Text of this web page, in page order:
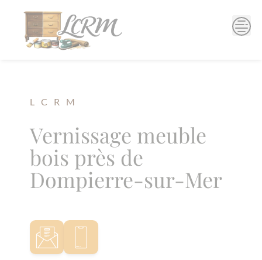
L C R M
Vernissage meuble
bois près de
Dompierre-sur-Mer